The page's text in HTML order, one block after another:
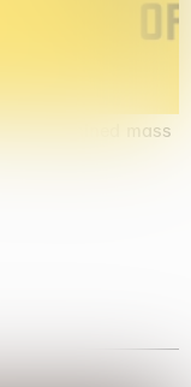
determined mass